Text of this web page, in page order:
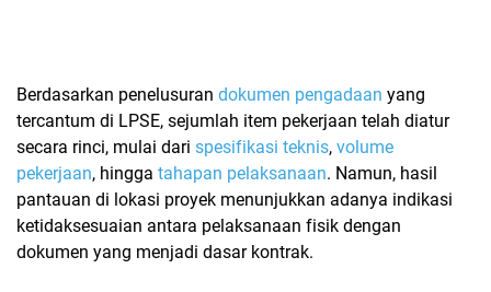
Berdasarkan penelusuran dokumen pengadaan yang
tercantum di LPSE, sejumlah item pekerjaan telah diatur
secara rinci, mulai dari spesifikasi teknis, volume
pekerjaan, hingga tahapan pelaksanaan. Namun, hasil
pantauan di lokasi proyek menunjukkan adanya indikasi
ketidaksesuaian antara pelaksanaan fisik dengan
dokumen yang menjadi dasar kontrak.